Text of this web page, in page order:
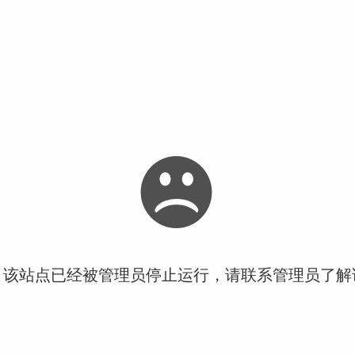
站点已经被管理员停止运行，请联系管理员了